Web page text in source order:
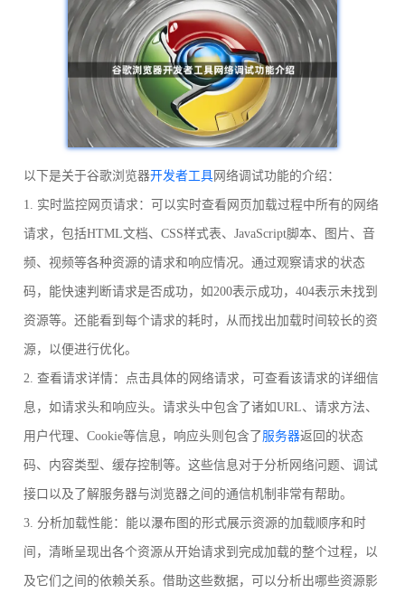
以下是关于谷歌浏览器开发者工具网络调试功能的介绍：
1. 实时监控网页请求：可以实时查看网页加载过程中所有的网络
请求，包括HTML文档、CSS样式表、JavaScript脚本、图片、音
频、视频等各种资源的请求和响应情况。通过观察请求的状态
码，能快速判断请求是否成功，如200表示成功，404表示未找到
资源等。还能看到每个请求的耗时，从而找出加载时间较长的资
源，以便进行优化。
2. 查看请求详情：点击具体的网络请求，可查看该请求的详细信
息，如请求头和响应头。请求头中包含了诸如URL、请求方法、
用户代理、Cookie等信息，响应头则包含了 服务器返回的状态
码、内容类型、缓存控制等。这些信息对于分析网络问题、调试
接口以及了解服务器与浏览器之间的通信机制非常有帮助。
3. 分析加载性能：能以瀑布图的形式展示资源的加载顺序和时
间，清晰呈现出各个资源从开始请求到完成加载的整个过程，以
及它们之间的依赖关系。借助这些数据，可以分析出哪些资源影